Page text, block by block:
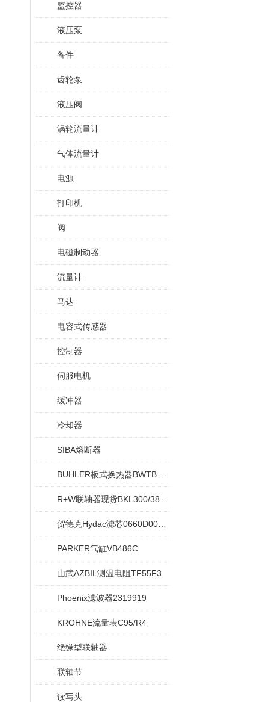
监控器
液压泵
备件
齿轮泵
液压阀
涡轮流量计
气体流量计
电源
打印机
阀
电磁制动器
流量计
马达
电容式传感器
控制器
伺服电机
缓冲器
冷却器
SIBA熔断器
PARKER气缸VB486C
山武AZBIL测温电阻TF55F3
Phoenix滤波器2319919
KROHNE流量表C95/R4
绝缘型联轴器
联轴节
读写头